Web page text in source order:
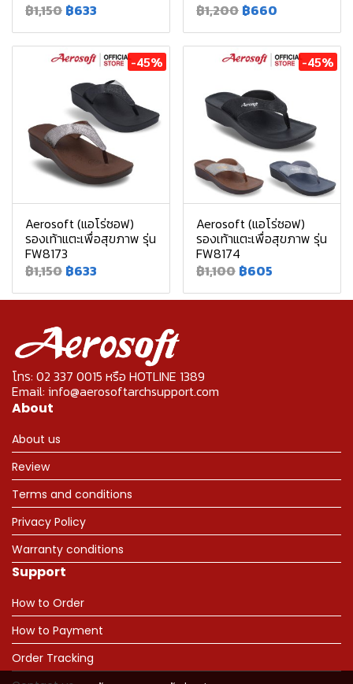
฿1,150 ฿633
฿1,200 ฿660
-45%
Aerosoft (แอโร่ซอฟ)
รองเท้าแตะเพื่อสุขภาพ รุ่น
FW8173
฿1,150 ฿633
-45%
Aerosoft (แอโร่ซอฟ)
รองเท้าแตะเพื่อสุขภาพ รุ่น
FW8174
฿1,100 ฿605
โทร: 02 337 0015 หรือ HOTLINE 1389
Email: info@aerosoftarchsupport.com
About
About us
Review
Terms and conditions
Privacy Policy
Warranty conditions
Support
How to Order
How to Payment
Order Tracking